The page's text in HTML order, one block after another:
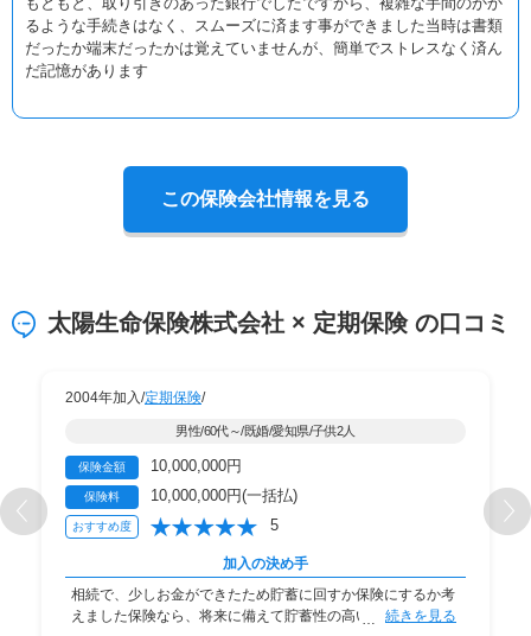
るような手続きはなく、スムーズに済ます事ができました当時は書類
だったか端末だったかは覚えていませんが、簡単でストレスなく済ん
だ記憶があります
この保険会社情報を見る
太陽生命保険株式会社 × 定期保険 の口コミ
2004年加入/定期保険/
男性/60代～/既婚/愛知県/子供2人
保険金額 10,000,000円
保険料 10,000,000円(一括払)
おすすめ度 5
加入の決め手
相続で、少しお金ができたため貯蓄に回すか保険にするか考
えました保険なら、将来に備えて貯蓄性の高いもの続きを見る